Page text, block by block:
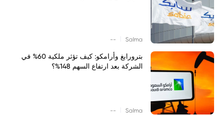
Salma
--
بترورابغ وأرامكو: كيف تؤثر ملكية 60% في
الشركة بعد ارتفاع السهم 148%؟
Salma
--